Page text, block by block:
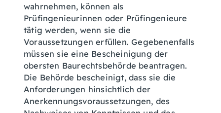
wahrnehmen, können als
Prüfingenieurinnen oder Prüfingenieure
tätig werden, wenn sie die
Voraussetzungen erfüllen. Gegebenenfalls
müssen sie eine Bescheinigung der
obersten Baurechtsbehörde beantragen.
Die Behörde bescheinigt, dass sie die
Anforderungen hinsichtlich der
Anerkennungsvoraussetzungen, des